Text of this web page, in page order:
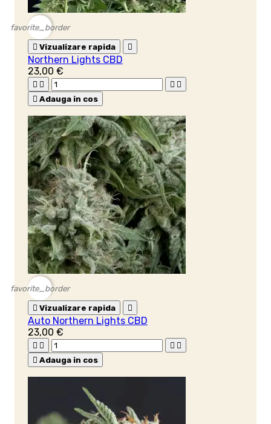
favorite_border
 Vizualizare rapida 
Northern Lights CBD
23,00 €
   
 Adauga in cos
favorite_border
 Vizualizare rapida 
Auto Northern Lights CBD
23,00 €
   
 Adauga in cos